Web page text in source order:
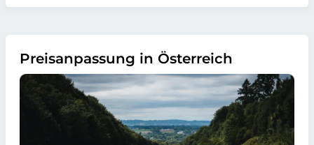
Preisanpassung in Österreich